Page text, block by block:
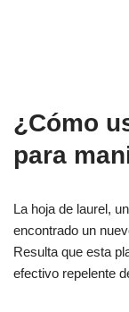
¿Cómo
para
La hoja de laurel,
encontrado un
Resulta que esta
efectivo repelente